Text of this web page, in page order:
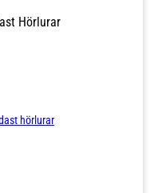
Hörlurar